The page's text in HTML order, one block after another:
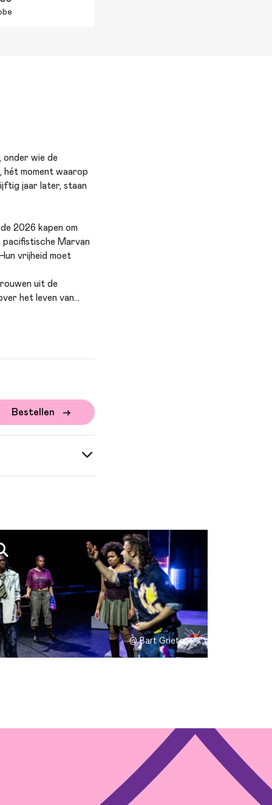
onder wie de
hét moment waarop
jaar later, staan
2026 kapen om
pacifistische Marvan
vrijheid moet
uit de
het leven van
2027. Dus... ga mee
65,00 of bestel voor
Bestellen
| Kostuum:
@ Bart Grietens